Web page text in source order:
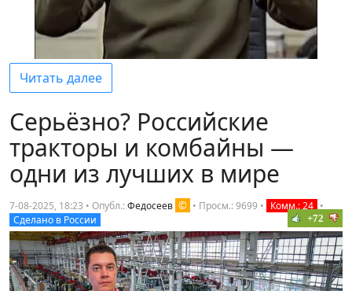
Читать далее
Серьёзно? Российские
тракторы и комбайны —
одни из лучших в мире
7-08-2025, 18:23 • Опубл.:Федосеев © • Просм.: 9699 • Комм.: 24 •
Сделано в России
+72